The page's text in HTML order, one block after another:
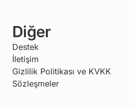
Diğer
Destek
İletişim
Gizlilik Politikası ve KVKK
Sözleşmeler